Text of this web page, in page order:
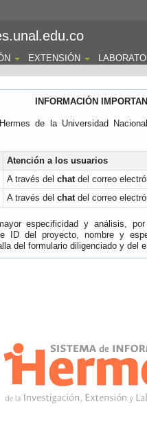
EXTENSIÓN
INFORMACIÓN
de la Universidad
Atención a los usuarios
A través del chatdel correo
A través del chatdel correo
especificidad y análisis,
ID del proyecto, nombre y
del formulario diligenciado y del